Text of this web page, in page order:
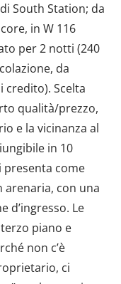
South Station; da
in W 116
per 2 notti (240
da
credito). Scelta
qualità/prezzo,
e la vicinanza al
in 10
presenta come
arenaria, con una
d’ingresso. Le
piano e
non c’è
ci